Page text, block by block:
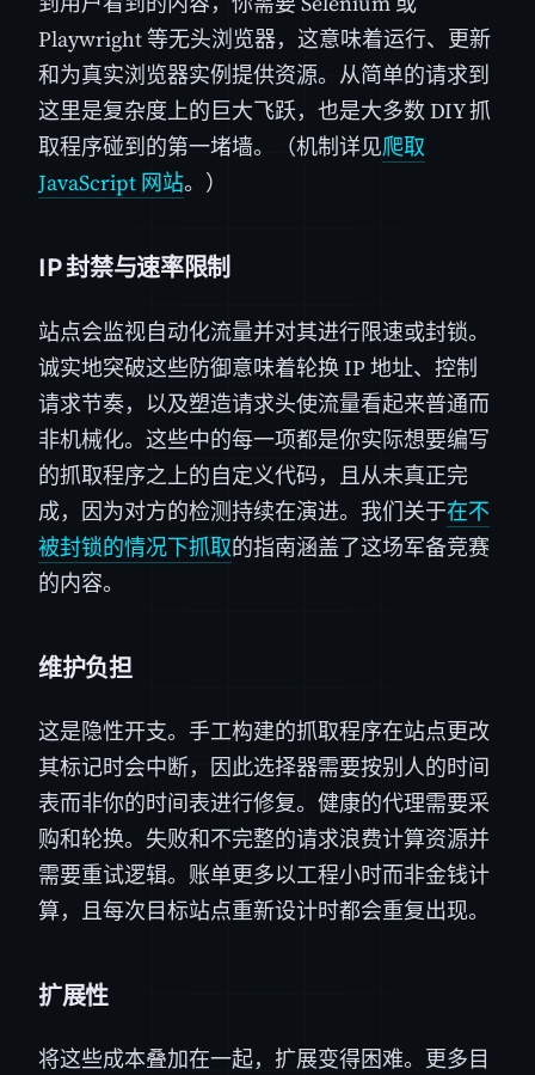
Playwright 等无头浏览器，这意味着运行、更新
和为真实浏览器实例提供资源。从简单的请求到
这里是复杂度上的巨大飞跃，也是大多数 DIY 抓
取程序碰到的第一堵墙。（机制详见爬取
JavaScript 网站。）
IP 封禁与速率限制
站点会监视自动化流量并对其进行限速或封锁。
诚实地突破这些防御意味着轮换 IP 地址、控制
请求节奏，以及塑造请求头使流量看起来普通而
非机械化。这些中的每一项都是你实际想要编写
的抓取程序之上的自定义代码，且从未真正完
成，因为对方的检测持续在演进。我们关于在不
被封锁的情况下抓取的指南涵盖了这场军备竞赛
的内容。
维护负担
这是隐性开支。手工构建的抓取程序在站点更改
其标记时会中断，因此选择器需要按别人的时间
表而非你的时间表进行修复。健康的代理需要采
购和轮换。失败和不完整的请求浪费计算资源并
需要重试逻辑。账单更多以工程小时而非金钱计
算，且每次目标站点重新设计时都会重复出现。
扩展性
将这些成本叠加在一起，扩展变得困难。更多目